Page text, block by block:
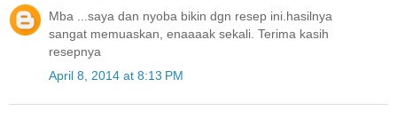
Mba ...saya dan nyoba bikin dgn resep ini.hasilnya
sangat memuaskan, enaaaak sekali. Terima kasih
resepnya
April 8, 2014 at 8:13 PM